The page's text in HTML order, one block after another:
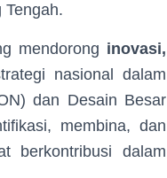
mendorong inovasi,
nasional dalam
dan Desain Besar
membina, dan
berkontribusi dalam